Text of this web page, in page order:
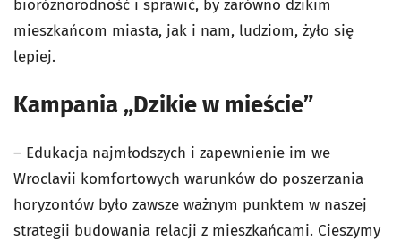
bioróżnorodność i sprawić, by zarówno dzikim
mieszkańcom miasta, jak i nam, ludziom, żyło się
lepiej.
Kampania „Dzikie w mieście”
– Edukacja najmłodszych i zapewnienie im we
Wroclavii komfortowych warunków do poszerzania
horyzontów było zawsze ważnym punktem w naszej
strategii budowania relacji z mieszkańcami. Cieszymy